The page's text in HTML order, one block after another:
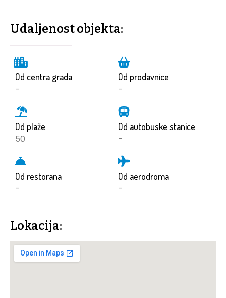
Udaljenost objekta:
Od centra grada
-
Od plaže
50
Od restorana
-
Od prodavnice
-
Od autobuske stanice
-
Od aerodroma
-
Lokacija: